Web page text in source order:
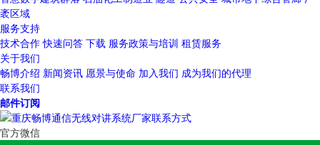
袤区域
服务支持
技术合作 快速问答 下载 服务政策与培训 租赁服务
关于我们
畅博介绍 新闻资讯 愿景与使命 加入我们 成为我们的代理
联系我们
邮件订阅
官方微信